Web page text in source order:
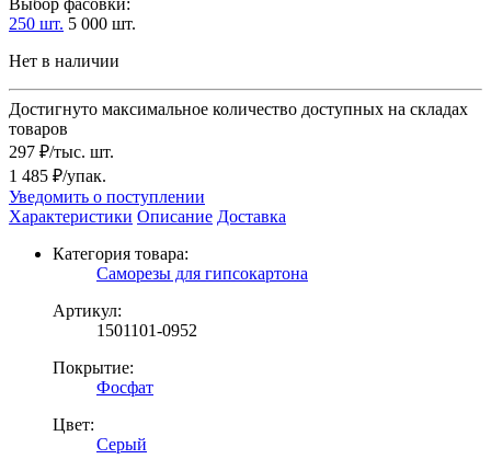
250 шт. 5 000 шт.
Нет в наличии
Достигнуто максимальное количество доступных на складах
товаров
297 ₽/тыс. шт.
1 485 ₽/упак.
Уведомить о поступлении
Характеристики Описание Доставка
Категория товара:
Саморезы для гипсокартона
Артикул:
1501101-0952
Покрытие:
Фосфат
Цвет:
Серый